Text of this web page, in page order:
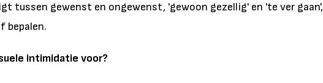
tussen gewenst en ongewenst, 'gewoon gezellig' en 'te ver gaan',
bepalen.
intimidatie voor?